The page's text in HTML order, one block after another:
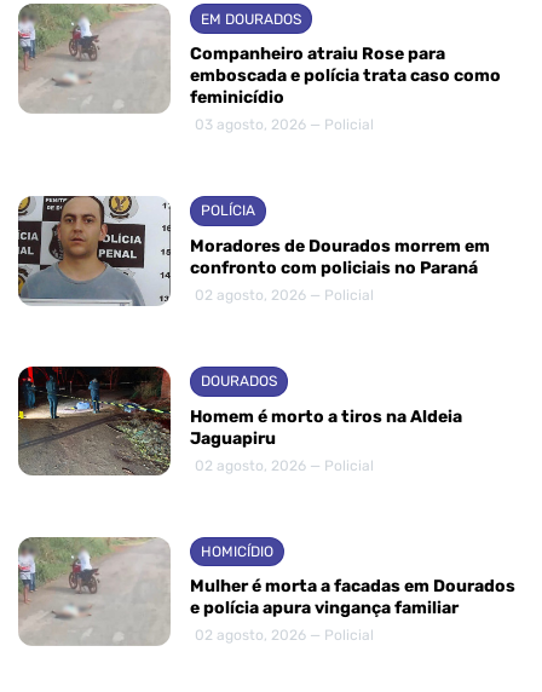
EM DOURADOS
Companheiro atraiu Rose para
emboscada e polícia trata caso como
feminicídio
03 agosto, 2026 — Policial
POLÍCIA
Moradores de Dourados morrem em
confronto com policiais no Paraná
02 agosto, 2026 — Policial
DOURADOS
Homem é morto a tiros na Aldeia
Jaguapiru
02 agosto, 2026 — Policial
HOMICÍDIO
Mulher é morta a facadas em Dourados
e polícia apura vingança familiar
02 agosto, 2026 — Policial